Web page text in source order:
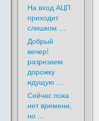
На вход АЦП
приходит
слишком …
Добрый
вечер!
разрезаем
дорожку
идущую …
Сейчас пока
нет времени,
но …